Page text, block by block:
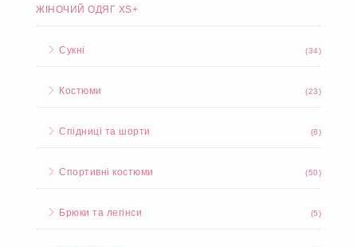
ЖІНОЧИЙ ОДЯГ XS+
Сукні (34)
Костюми (23)
Спідниці та шорти (8)
Спортивні костюми (50)
Брюки та легінси (5)